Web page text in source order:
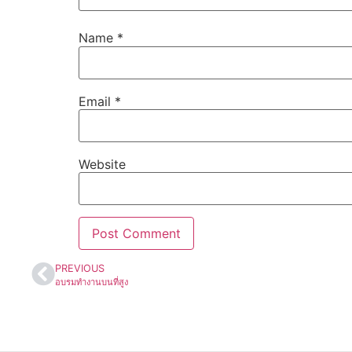
Name *
Email *
Website
PREVIOUS
อบรมทำงานบนที่สูง